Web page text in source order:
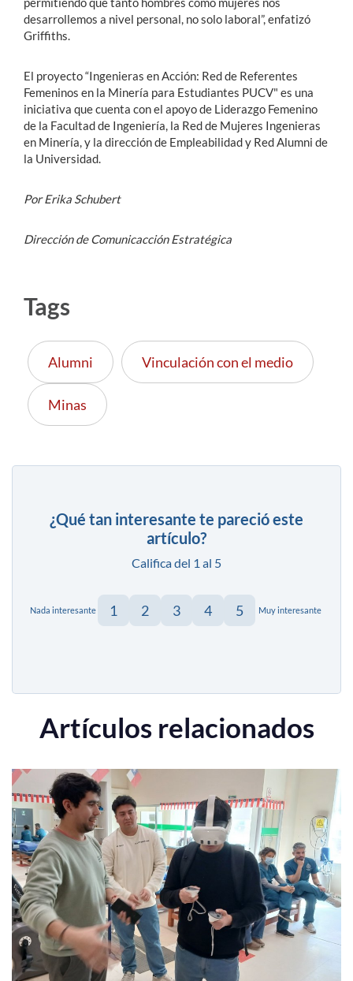
desarrollemos a nivel personal, no solo laboral”, enfatizó
Griffiths.
El proyecto “Ingenieras en Acción: Red de Referentes
Femeninos en la Minería para Estudiantes PUCV" es una
iniciativa que cuenta con el apoyo de Liderazgo Femenino
de la Facultad de Ingeniería, la Red de Mujeres Ingenieras
en Minería, y la dirección de Empleabilidad y Red Alumni de
la Universidad.
Por Erika Schubert
Dirección de Comunicacción Estratégica
Tags
Alumni Vinculación con el medio
Minas
¿Qué tan interesante te pareció este
artículo?
Califica del 1 al 5
Nada interesante 1 2 3 4 5 Muy interesante
Artículos relacionados